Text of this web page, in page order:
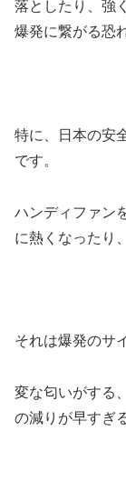
落としたり、強
爆発に繋がる恐
特に、日本の安
です。
ハンディファン
に熱くなったり
それは爆発のサ
変な匂いがする
の減りが早すぎ